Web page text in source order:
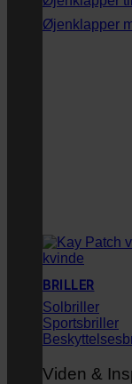
Øjenklapper
BRILLER
Solbriller
Sportsbriller
Viden &